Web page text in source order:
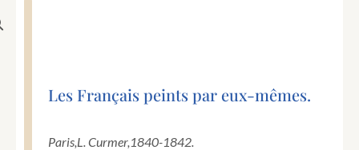
Les Français peints par eux-mêmes.
Paris,L. Curmer,1840-1842.